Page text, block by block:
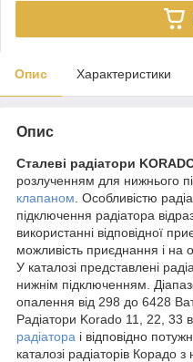
Опис Характеристики
Опис
Сталеві радіатори
розлученням для нижнього
клапаном . Особливістю
підключення радіатора
використанні відповідної
можливість приєднання і на
У каталозі представлені
нижнім підключенням.
опалення від 298 до 6428
Радіатори Korado 11, 22, 33
радіатора і відповідно
каталозі радіаторів